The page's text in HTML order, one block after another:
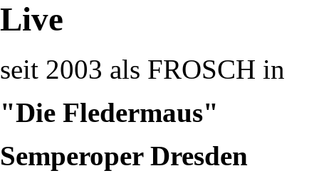
Live
seit 2003 als FROSCH in
"Die Fledermaus"
Semperoper Dresden